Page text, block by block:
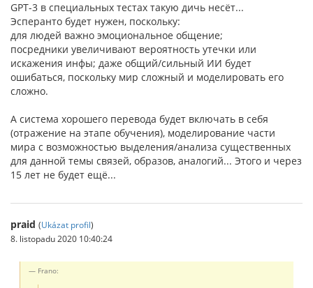
GPT-3 в специальных тестах такую дичь несёт...
Эсперанто будет нужен, поскольку:
для людей важно эмоциональное общение;
посредники увеличивают вероятность утечки или
искажения инфы; даже общий/сильный ИИ будет
ошибаться, поскольку мир сложный и моделировать его
сложно.
А система хорошего перевода будет включать в себя
(отражение на этапе обучения), моделирование части
мира с возможностью выделения/анализа существенных
для данной темы связей, образов, аналогий... Этого и через
15 лет не будет ещё...
praid (Ukázat profil)
8. listopadu 2020 10:40:24
Frano: